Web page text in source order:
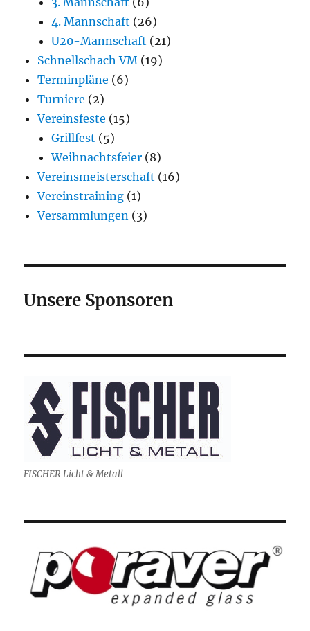
4. Mannschaft (26)
U20-Mannschaft (21)
Schnellschach VM (19)
Terminpläne (6)
Turniere (2)
Vereinsfeste (15)
Grillfest (5)
Weihnachtsfeier (8)
Vereinsmeisterschaft (16)
Vereinstraining (1)
Versammlungen (3)
Unsere Sponsoren
FISCHER Licht & Metall